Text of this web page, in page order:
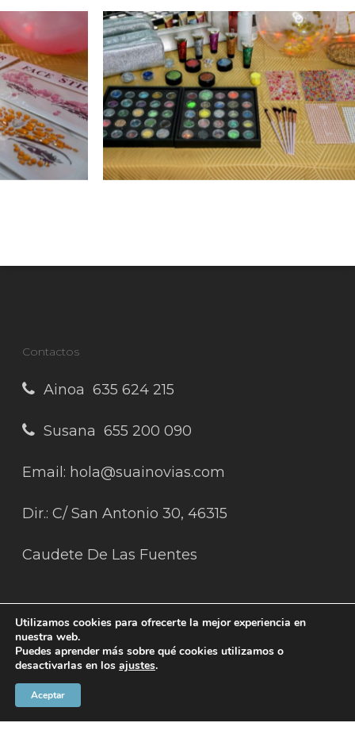
Contactos
Ainoa 635 624 215
Susana 655 200 090
Email: hola@suainovias.com
Dir.: C/ San Antonio 30, 46315
Caudete De Las Fuentes
Legales
Condiciones de uso
Política de Cookies
Utilizamos cookies para ofrecerte la mejor experiencia en
nuestra web.
Puedes aprender más sobre qué cookies utilizamos o
desactivarlas en los ajustes.
Aceptar